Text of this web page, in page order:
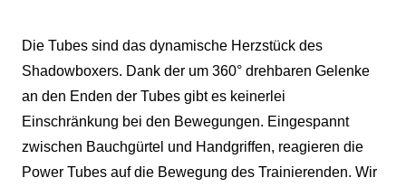
Die Tubes sind das dynamische Herzstück des
Shadowboxers. Dank der um 360° drehbaren Gelenke
an den Enden der Tubes gibt es keinerlei
Einschränkung bei den Bewegungen. Eingespannt
zwischen Bauchgürtel und Handgriffen, reagieren die
Power Tubes auf die Bewegung des Trainierenden. Wir